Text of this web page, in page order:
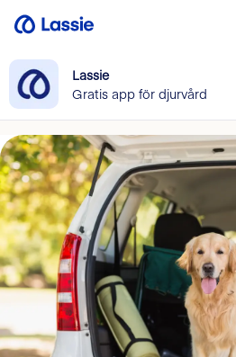
Lassie
Gratis app för djurvård